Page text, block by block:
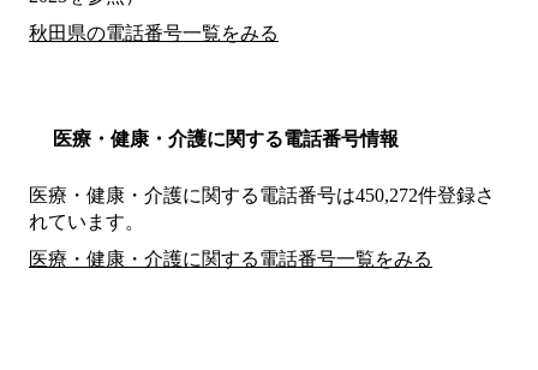
秋田県の電話番号一覧をみる
医療・健康・介護に関する電話番号情報
医療・健康・介護に関する電話番号は450,272件登録さ
れています。
医療・健康・介護に関する電話番号一覧をみる